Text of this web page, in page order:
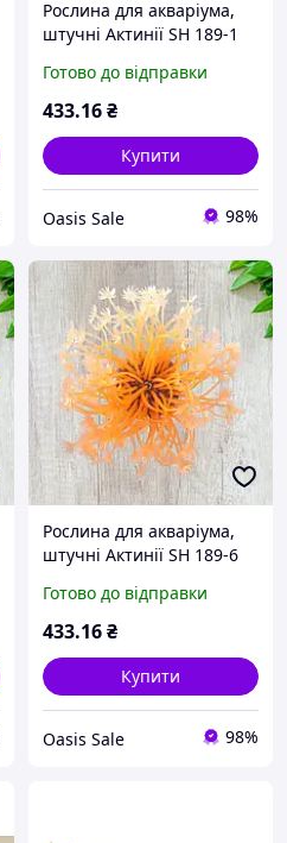
Рослина для акваріума,
штучні Актинії SH 189-1
Готово до відправки
433.16₴
Купити
Oasis Sale 98%
Рослина для акваріума,
штучні Актинії SH 189-6
Готово до відправки
433.16₴
Купити
Oasis Sale 98%